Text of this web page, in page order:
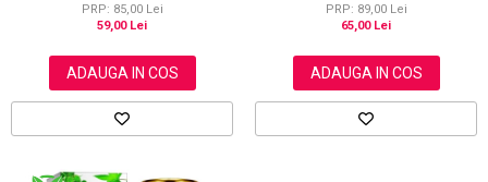
PRP: 85,00 Lei
59,00 Lei
ADAUGA IN COS
PRP: 89,00 Lei
65,00 Lei
ADAUGA IN COS